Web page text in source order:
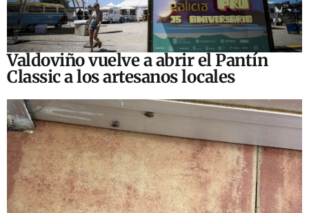
Valdoviño vuelve a abrir el Pantín
Classic a los artesanos locales